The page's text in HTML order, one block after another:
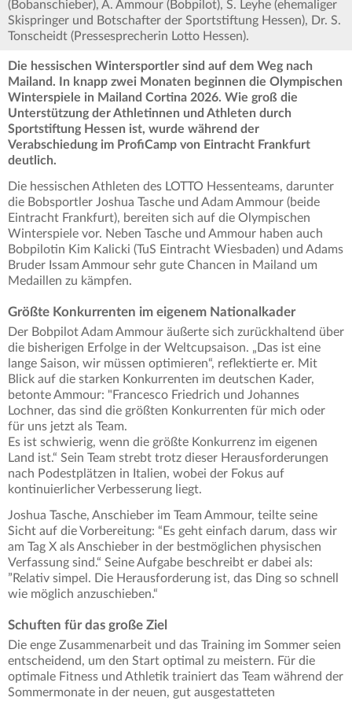
(Bobanschieber), A. Ammour (Bobpilot), S. Leyhe (ehemaliger
Skispringer und Botschafter der Sportstiftung Hessen), Dr. S.
Tonscheidt (Pressesprecherin Lotto Hessen).
Die hessischen Wintersportler sind auf dem Weg nach
Mailand. In knapp zwei Monaten beginnen die Olympischen
Winterspiele in Mailand Cortina 2026. Wie groß die
Unterstützung der Athletinnen und Athleten durch
Sportstiftung Hessen ist, wurde während der
Verabschiedung im ProfiCamp von Eintracht Frankfurt
deutlich.
Die hessischen Athleten des LOTTO Hessenteams, darunter
die Bobsportler Joshua Tasche und Adam Ammour (beide
Eintracht Frankfurt), bereiten sich auf die Olympischen
Winterspiele vor. Neben Tasche und Ammour haben auch
Bobpilotin Kim Kalicki (TuS Eintracht Wiesbaden) und Adams
Bruder Issam Ammour sehr gute Chancen in Mailand um
Medaillen zu kämpfen.
Größte Konkurrenten im eigenem Nationalkader
Der Bobpilot Adam Ammour äußerte sich zurückhaltend über
die bisherigen Erfolge in der Weltcupsaison. „Das ist eine
lange Saison, wir müssen optimieren“, reflektierte er. Mit
Blick auf die starken Konkurrenten im deutschen Kader,
betonte Ammour: "Francesco Friedrich und Johannes
Lochner, das sind die größten Konkurrenten für mich oder
für uns jetzt als Team.
Es ist schwierig, wenn die größte Konkurrenz im eigenen
Land ist.“ Sein Team strebt trotz dieser Herausforderungen
nach Podestplätzen in Italien, wobei der Fokus auf
kontinuierlicher Verbesserung liegt.
Joshua Tasche, Anschieber im Team Ammour, teilte seine
Sicht auf die Vorbereitung: “Es geht einfach darum, dass wir
am Tag X als Anschieber in der bestmöglichen physischen
Verfassung sind.“ Seine Aufgabe beschreibt er dabei als:
”Relativ simpel. Die Herausforderung ist, das Ding so schnell
wie möglich anzuschieben.“
Schuften für das große Ziel
Die enge Zusammenarbeit und das Training im Sommer seien
entscheidend, um den Start optimal zu meistern. Für die
optimale Fitness und Athletik trainiert das Team während der
Sommermonate in der neuen, gut ausgestatteten